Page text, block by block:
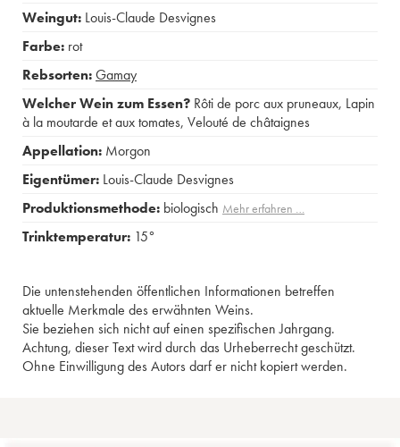
Weingut: Louis-Claude Desvignes
Farbe: rot
Rebsorten:Gamay
Welcher Wein zum Essen? Rôti de porc aux pruneaux, Lapin
à la moutarde et aux tomates, Velouté de châtaignes
Appellation: Morgon
Eigentümer: Louis-Claude Desvignes
Produktionsmethode: biologisch Mehr erfahren …
Trinktemperatur: 15°
Die untenstehenden öffentlichen Informationen betreffen
aktuelle Merkmale des erwähnten Weins.
Sie beziehen sich nicht auf einen spezifischen Jahrgang.
Achtung, dieser Text wird durch das Urheberrecht geschützt.
Ohne Einwilligung des Autors darf er nicht kopiert werden.